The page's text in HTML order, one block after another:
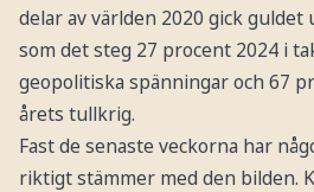
delar av världen 2020 gick guldet
som det steg 27 procent 2024 i
geopolitiska spänningar och 67
årets tullkrig.
Fast de senaste veckorna har
riktigt stämmer med den bilden.